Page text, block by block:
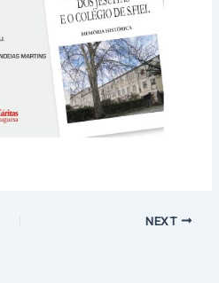
NEXT